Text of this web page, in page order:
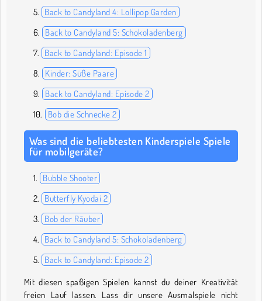
Back to Candyland 4: Lollipop Garden
Back to Candyland 5: Schokoladenberg
Back to Candyland: Episode 1
Kinder: Süße Paare
Back to Candyland: Episode 2
Bob die Schnecke 2
Was sind die beliebtesten Kinderspiele Spiele
für mobilgeräte?
Bubble Shooter
Butterfly Kyodai 2
Bob der Räuber
Back to Candyland 5: Schokoladenberg
Back to Candyland: Episode 2
Mit diesen spaßigen Spielen kannst du deiner Kreativität
freien Lauf lassen. Lass dir unsere Ausmalspiele nicht